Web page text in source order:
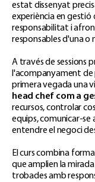
estat dissenyat
experiència en gestió
responsabilitat i
responsables d'una o
A través de sessions
l'acompanyament de
primera vegada una
head chef com a
recursos, controlar
equips, comunicar-
entendre el negoci
El curs combina
que amplien la
trobades amb